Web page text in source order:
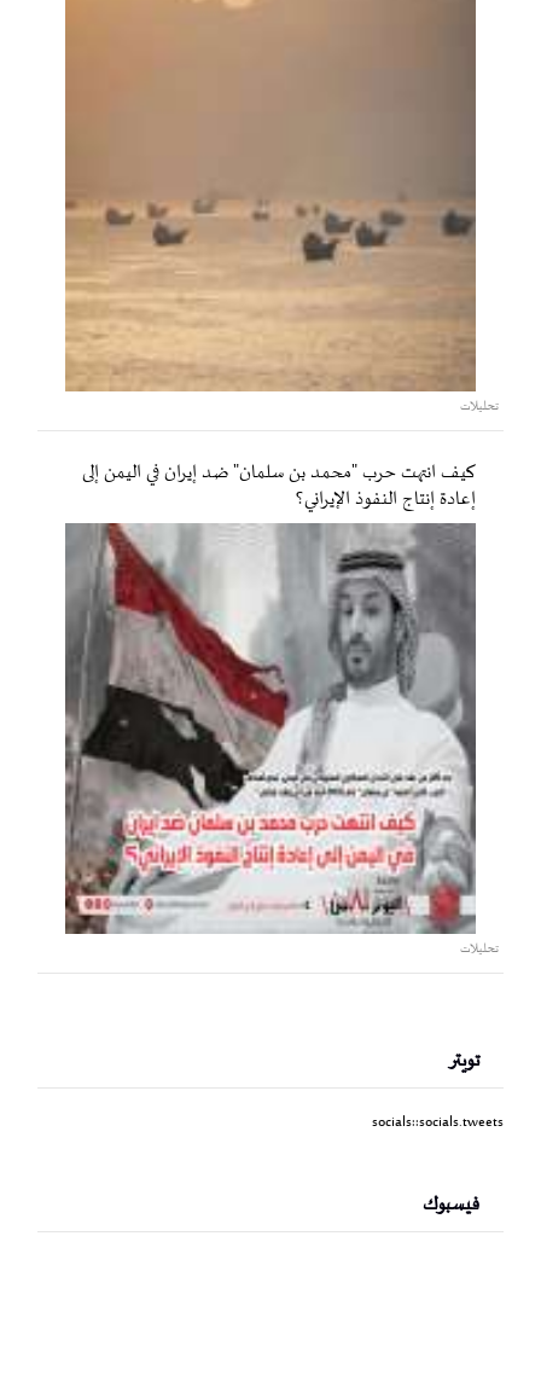
تحليلات
كيف انتهت حرب "محمد بن سلمان" ضد إيران في اليمن إلى
إعادة إنتاج النفوذ الإيراني؟
تحليلات
تويتر
socials::socials.tweets
فيسبوك